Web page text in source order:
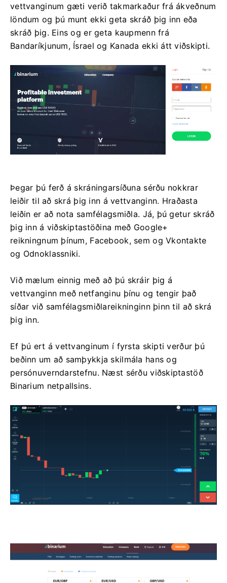
vettvanginum gæti verið takmarkaður frá ákveðnum
löndum og þú munt ekki geta skráð þig inn eða
skráð þig. Eins og er geta kaupmenn frá
Bandaríkjunum, Ísrael og Kanada ekki átt viðskipti.
Þegar þú ferð á skráningarsíðuna sérðu nokkrar
leiðir til að skrá þig inn á vettvanginn. Hraðasta
leiðin er að nota samfélagsmiðla. Já, þú getur skráð
þig inn á viðskiptastöðina með Google+
reikningnum þínum, Facebook, sem og Vkontakte
og Odnoklassniki.
Við mælum einnig með að þú skráir þig á
vettvanginn með netfanginu þínu og tengir það
síðar við samfélagsmiðlareikninginn þinn til að skrá
þig inn.
Ef þú ert á vettvanginum í fyrsta skipti verður þú
beðinn um að samþykkja skilmála hans og
persónuverndarstefnu. Næst sérðu viðskiptastöð
Binarium netpallsins.